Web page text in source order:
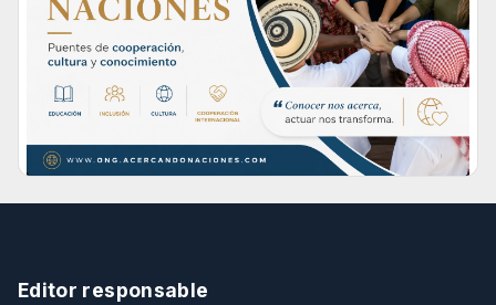
Editor responsable